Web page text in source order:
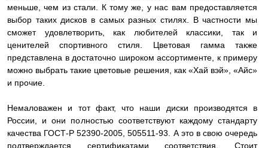
меньше, чем из стали. К тому же, у нас вам предоставляется
выбор таких дисков в самых разных стилях. В частности мы
сможет удовлетворить, как любителей классики, так и
ценителей спортивного стиля. Цветовая гамма также
представлена в достаточно широком ассортименте, к примеру
можно выбрать такие цветовые решения, как «Хай вэй», «Айс»
и прочие.
Немаловажен и тот факт, что наши диски производятся в
России, и они полностью соответствуют каждому стандарту
качества ГОСТ-Р 52390-2005, 505511-93. А это в свою очередь
подтверждается сертификатами соответствия. Стоит